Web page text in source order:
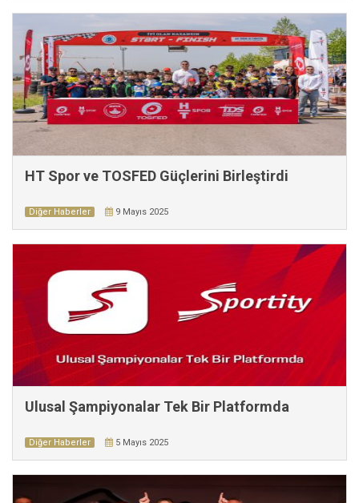
HT Spor ve TOSFED Güçlerini Birleştirdi
Diğer Haberler 9 Mayıs 2025
Ulusal Şampiyonalar Tek Bir Platformda
Diğer Haberler 5 Mayıs 2025